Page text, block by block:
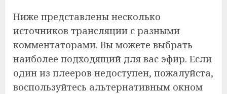
Ниже представлены несколько
источников трансляции с разными
комментаторами. Вы можете выбрать
наиболее подходящий для вас эфир. Если
один из плееров недоступен, пожалуйста,
воспользуйтесь альтернативным окном